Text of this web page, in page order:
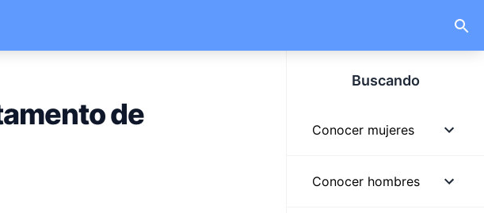
Buscando
Conocer mujeres
Conocer hombres
de